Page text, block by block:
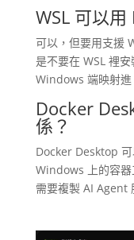
WSL 可以用
可以，但要用支援
是不要在 WSL 裡
Windows 端映射進
Docker
係？
Docker Desktop
Windows 上的容
需要複製 AI Agent